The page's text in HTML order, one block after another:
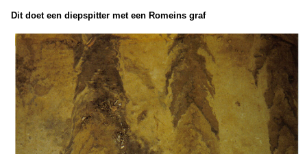
Dit doet een diepspitter met een Romeins graf